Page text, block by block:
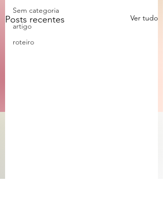
Sem categoria
artigo
roteiro
Posts recentes Ver tudo